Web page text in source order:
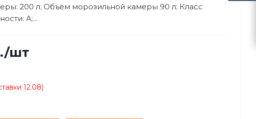
200 л; Объём морозильной камеры 90 л; Класс
А;...
/шт
12.08)